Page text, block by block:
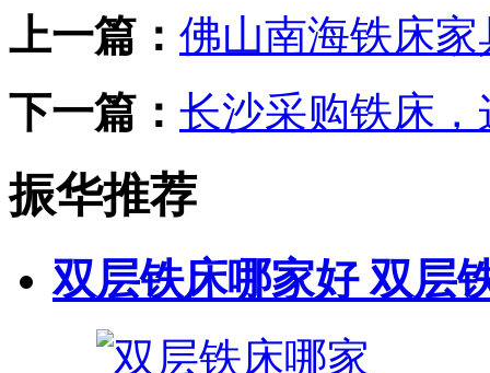
上一篇： 佛山南海铁床
下一篇： 长沙采购铁床，
振华推荐
双层铁床哪家好 双层